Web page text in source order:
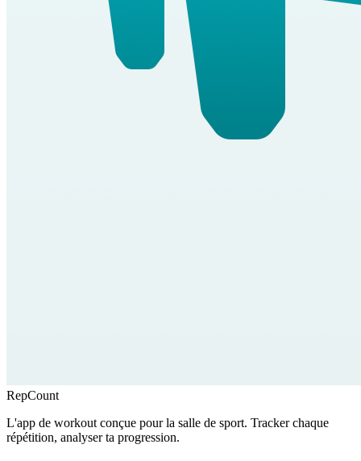
RepCount
L'app de workout conçue pour la salle de sport. Tracker chaque
répétition, analyser ta progression.